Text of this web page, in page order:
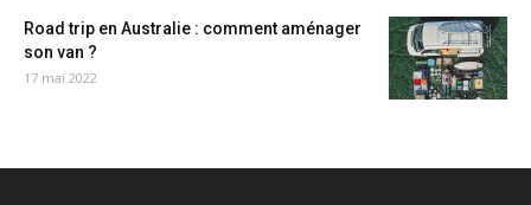
Road trip en Australie : comment aménager
son van ?
17 mai 2022